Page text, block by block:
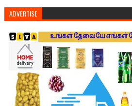
ADVERTISE